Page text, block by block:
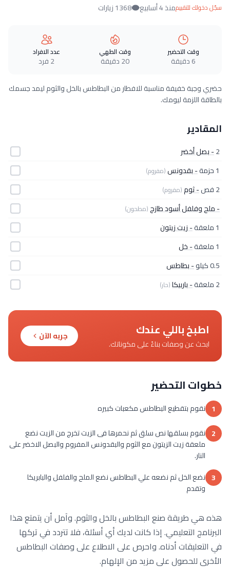
سجّل دخولك للتقييممنذ 4 أسابيع 1368 زيارات
وقت التحضير
6 دقيقة
وقت الطهي
20 دقيقة
عدد الافراد
2 فرد
حضري وجبة خفيفة مناسبة للافطار من البطاطس بالخل والثوم ليمد جسمك
بالطاقة اللزمة ليومك.
المقادير
2- بصل أخضر
1 حزمة
- بقدونس(مفروم)
2 فص - ثوم(مفروم)
- ملح وفلفل أسود طازج(مطحون)
1 ملعقة
- زيت زيتون
1 ملعقة
- خل
0.5 كيلو
- بطاطس
2 ملعقة
- باربيكا(حار)
اطبخ باللي عندك
ابحث عن وصفات بناءً على مكوناتك.
جربه الآن
خطوات التحضير
1 نقوم بتقطيع البطاطس مكعبات كبيره
2 نقوم بسلقها نص سلق ثم نحمرها فى الزيت تخرج من الزيت نضع
ملعقة زيت الزيتون مع الثوم والبقدونس المفروم والبصل الاخضر على
النار.
3 نضع الخل ثم نضعه علي البطاطس نضع الملح والفلفل والبابريكا
وتقدم
هذه هي طريقة صنع البطاطس بالخل والثوم. وآمل أن يتمتع هذا
البرنامج التعليمي. إذا كانت لديك أي أسئلة، فلا تتردد في تركها
في التعليقات أدناه. واحرص على الاطلاع على وصفات البطاطس
الأخرى للحصول على مزيد من الإلهام.